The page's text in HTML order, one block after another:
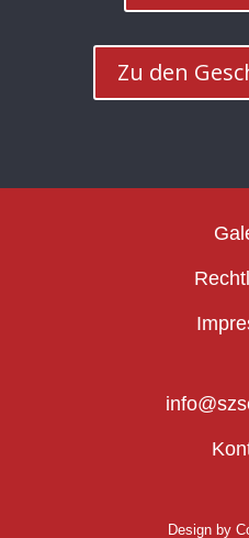
Zu den
Design by